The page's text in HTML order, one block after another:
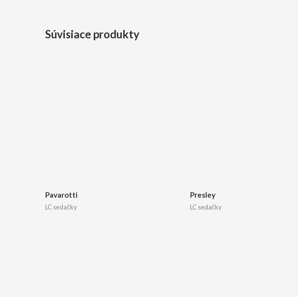
Súvisiace produkty
Pavarotti
LC sedačky
Presley
LC sedačky